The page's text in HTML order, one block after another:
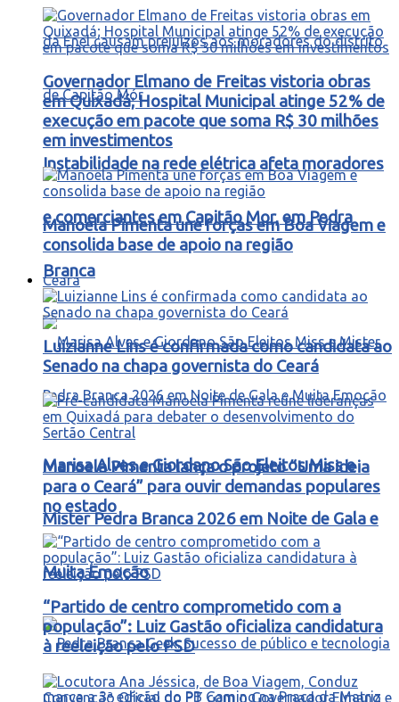
Instabilidade na rede elétrica afeta moradores
e comerciantes em Capitão Mor, em Pedra
Branca
Marisa Alves e Giordano São Eleitos Miss e
Mister Pedra Branca 2026 em Noite de Gala e
Muita Emoção
Governador Elmano de Freitas vistoria obras
em Quixadá; Hospital Municipal atinge 52% de
execução em pacote que soma R$ 30 milhões
em investimentos
Manoela Pimenta une forças em Boa Viagem e
consolida base de apoio na região
Ceará
Luizianne Lins é confirmada como candidata ao
Senado na chapa governista do Ceará
Manoela Pimenta lança o projeto “Uma ideia
para o Ceará” para ouvir demandas populares
no estado
“Partido de centro comprometido com a
população”: Luiz Gastão oficializa candidatura
à reeleição pelo PSD